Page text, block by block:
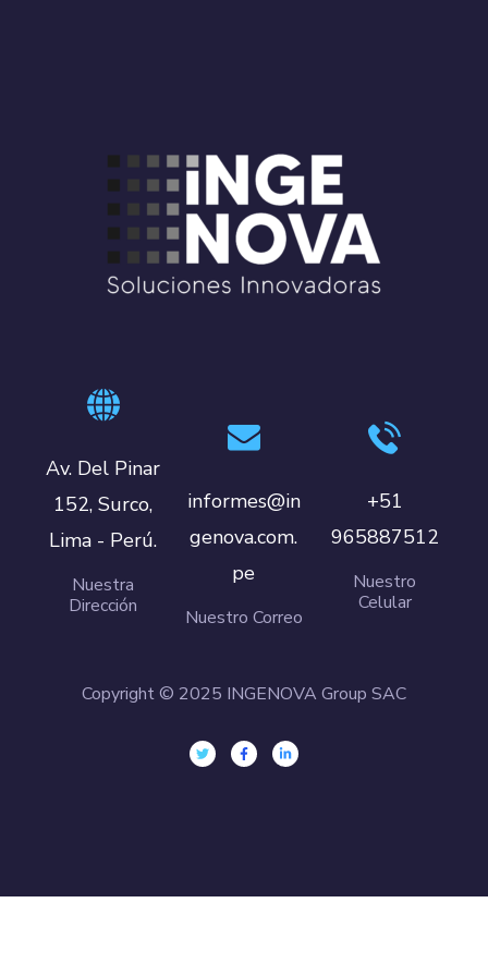
Av. Del Pinar
152, Surco,
Lima - Perú.
Nuestra
Dirección
informes@in
genova.com.
pe
Nuestro Correo
+51
965887512
Nuestro
Celular
Copyright © 2025 INGENOVA Group SAC